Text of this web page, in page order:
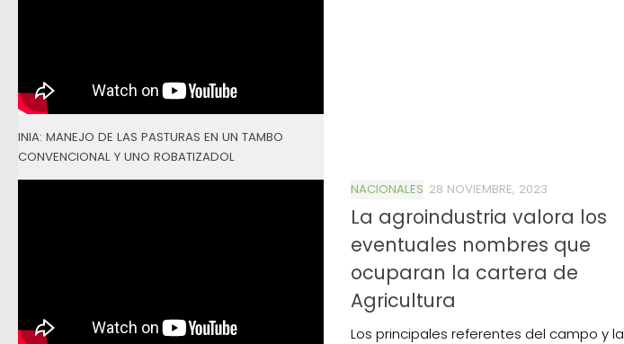
NACIONALES 28 NOVIEMBRE, 2023
La agroindustria valora los
eventuales nombres que
ocuparan la cartera de
Agricultura
Los principales referentes del campo y la
INIA: MANEJO DE LAS PASTURAS EN UN TAMBO
CONVENCIONAL Y UNO ROBATIZADOL